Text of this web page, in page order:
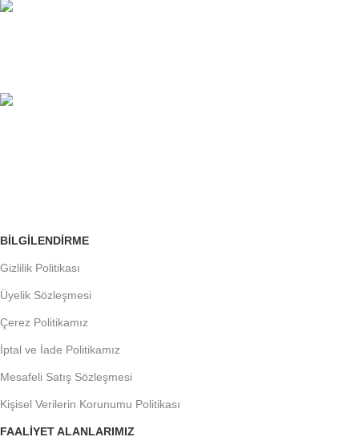
BILGILENDIRME
Gizlilik Politikası
Üyelik Sözleşmesi
Çerez Politikamız
İptal ve İade Politikamız
Mesafeli Satış Sözleşmesi
Kişisel Verilerin Korunumu Politikası
FAALIYET ALANLARIMIZ